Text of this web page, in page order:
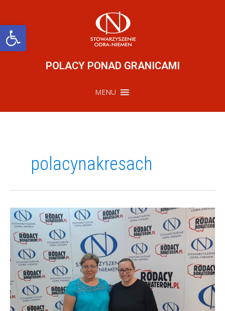
Otwórz pasek narzędzi
POLACY PONAD GRANICAMI
MENU
polacynakresach
Spotkania
w
Biurze
Odra-
Niemen